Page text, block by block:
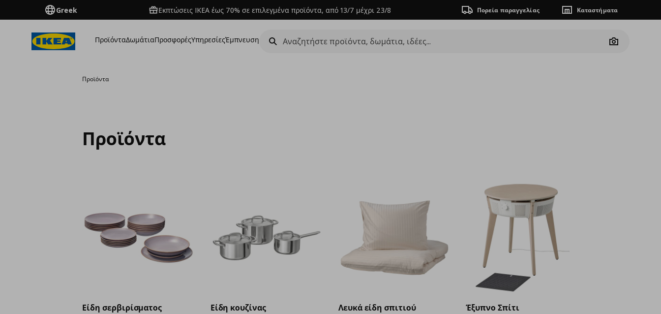
Greek Εκπτώσεις IKEA έως 70% σε επιλεγμένα προϊόντα, από 13/7 μέχρι 23/8 Πορεία παραγγελίας Καταστήματα
ΠροϊόνταΔωμάτιαΠροσφορέςΥπηρεσίεςΈμπνευση
Camera
Προϊόντα
Προϊόντα
Είδη σερβιρίσματος Είδη κουζίνας Λευκά είδη σπιτιού Έξυπνο Σπίτι